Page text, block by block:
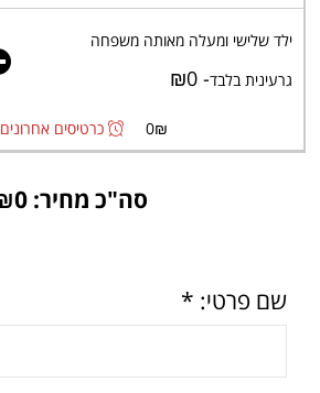
ילד שלישי ומעלה מאותה משפחה
גרעינית בלבד- ₪0
₪
0 כרטיסים אחרונים
סה"כ מחיר: ₪0
שם פרטי: *